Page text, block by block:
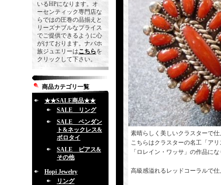
いるHPになります。オ
ーセンティック専門店な
らではの圧巻の品揃えと
リーズナブルなプライス
でご提供できるように心
がけております。ナバホ
族ジュエリーはこちらを
クリックして下さい。
商品カテゴリ一覧
★★SALE商品★★
SALE リング
SALE ペンダン
ト&ネックレス&
ボロタイ
SALE ピアス&
その他
Hopi Jewelry
リング
素晴らしく美しいクラスターで
こちらはクラスターの名工「ア
「ロレイン・ワッサ」の作品に
高級感溢れるレッドコーラルで